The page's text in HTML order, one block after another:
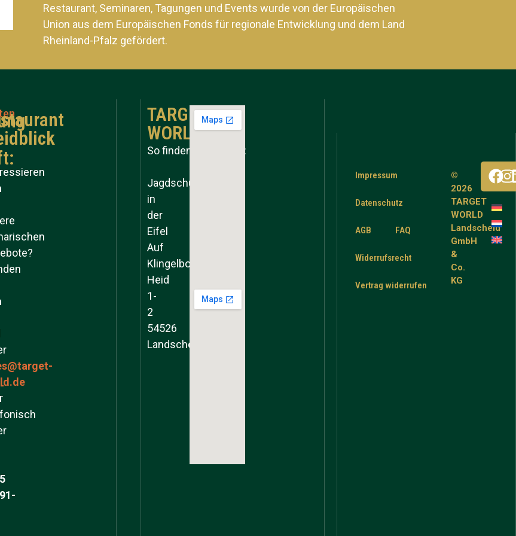
Restaurant, Seminaren, Tagungen und Events wurde von der Europäischen
Union aus dem Europäischen Fonds für regionale Entwicklung und dem Land
Rheinland-Pfalz gefördert.
TARGET
WORLD
So finden Sie zu uns:
Jagdschule
in
der
Eifel
Auf
Klingelborner
Heid
1-
2
54526
Landscheid
Impressum
Datenschutz
AGB FAQ
Widerrufsrecht
Vertrag widerrufen
©
2026
TARGET
WORLD
Landscheid
GmbH
&
Co.
KG